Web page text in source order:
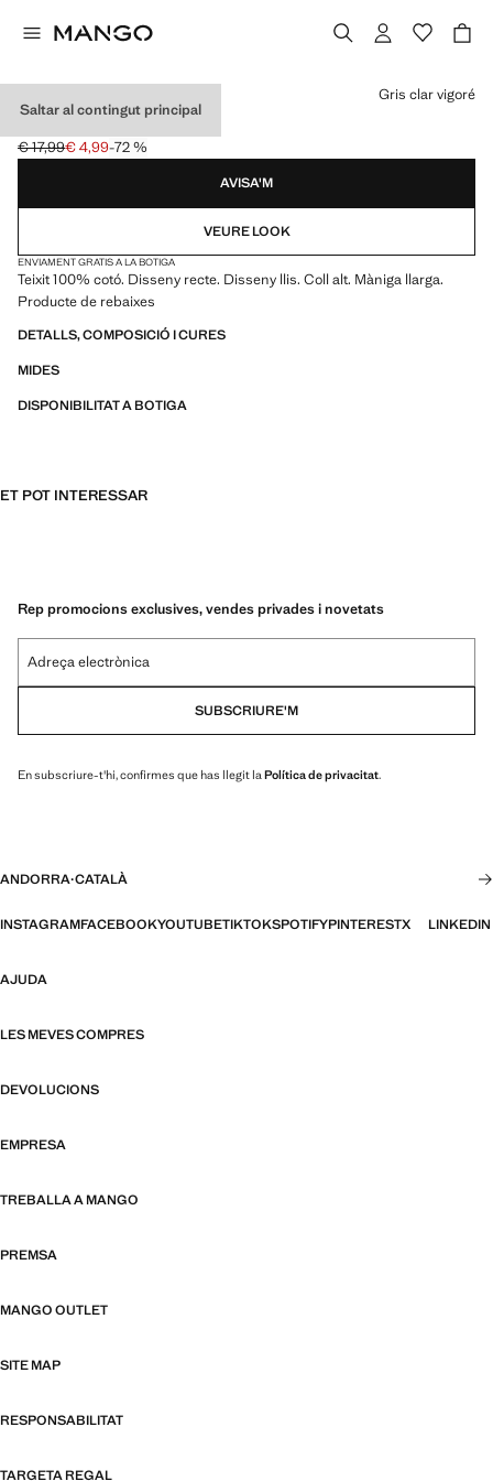
Saltar al contingut principal
JERSEI PUNT COLL ALT
Preu inicial ratllat [€ 17,99 ]
€ 17,99
Preu actual [€ 4,99 ]
€ 4,99-72 %
Selecciona un color
Gris clar vigoré
AVISA'M
VEURE LOOK
ENVIAMENT GRATIS A LA BOTIGA
Teixit 100% cotó. Disseny recte. Disseny llis. Coll alt. Màniga llarga.
Producte de rebaixes
DETALLS, COMPOSICIÓ I CURES
MIDES
DISPONIBILITAT A BOTIGA
ET POT INTERESSAR
Rep promocions exclusives, vendes privades i novetats
Adreça electrònica
SUBSCRIURE'M
En subscriure-t'hi, confirmes que has llegit la Política de privacitat.
ANDORRA·CATALÀ
INSTAGRAMFACEBOOKYOUTUBETIKTOKSPOTIFYPINTERESTX LINKEDIN
AJUDA
LES MEVES COMPRES
DEVOLUCIONS
EMPRESA
TREBALLA A MANGO
PREMSA
MANGO OUTLET
SITE MAP
RESPONSABILITAT
TARGETA REGAL